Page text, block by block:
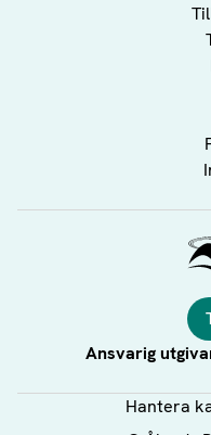
Ansvarig
Hantera